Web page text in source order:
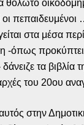
στα μέσα
-όπως
τα βιβλία
του 20ου
στην